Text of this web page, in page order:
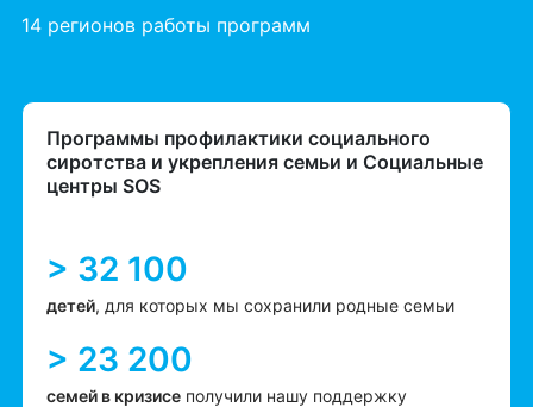
14 регионов работы программ
Программы профилактики социального
сиротства и укрепления семьи и Социальные
центры SOS
> 32 100
детей, для которых мы сохранили родные семьи
> 23 200
семей в кризисе получили нашу поддержку